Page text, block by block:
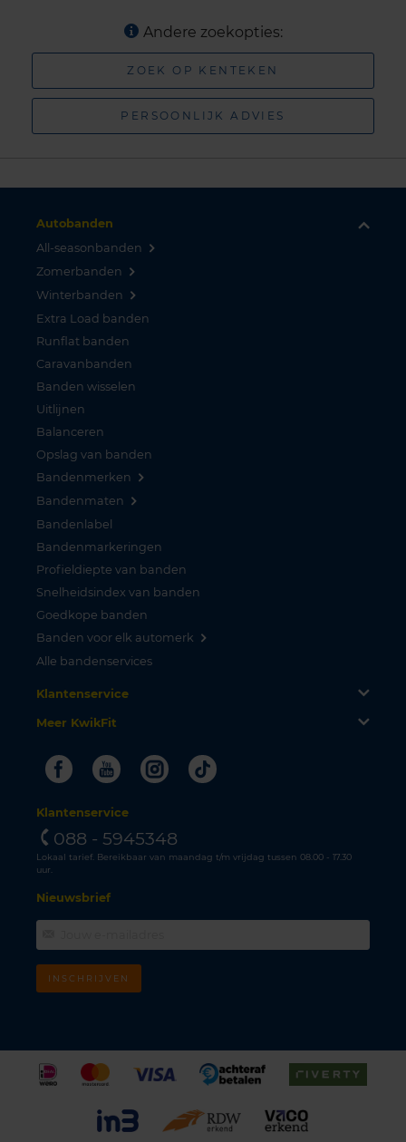
Andere zoekopties:
ZOEK OP KENTEKEN
PERSOONLIJK ADVIES
Autobanden
All-seasonbanden
Zomerbanden
Winterbanden
Extra Load banden
Runflat banden
Caravanbanden
Banden wisselen
Uitlijnen
Balanceren
Opslag van banden
Bandenmerken
Bandenmaten
Bandenlabel
Bandenmarkeringen
Profieldiepte van banden
Snelheidsindex van banden
Goedkope banden
Banden voor elk automerk
Alle bandenservices
Klantenservice
Meer KwikFit
FacebookYoutubeInstagram
Tiktok
Klantenservice
088 - 5945348
Lokaal tarief. Bereikbaar van maandag t/m vrijdag tussen 08.00 - 17.30
uur.
Nieuwsbrief
INSCHRIJVEN